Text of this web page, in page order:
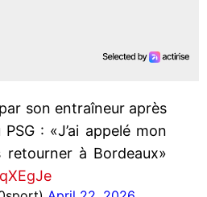
son entraîneur après
: «J’ai appelé mon
retourner à Bordeaux»